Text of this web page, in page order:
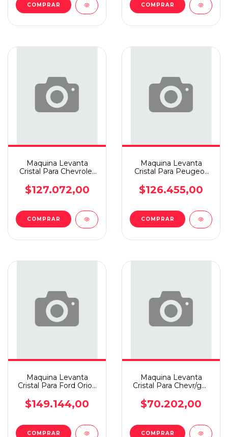
COMPRAR COMPRAR
Maquina Levanta
Cristal Para Chevrolet
$127.072,00
COMPRAR
Maquina Levanta
Cristal Para Peugeot
$126.455,00
COMPRAR
Maquina Levanta
Cristal Para Ford Orion
$149.144,00
COMPRAR
Maquina Levanta
Cristal Para Chevr/gm
$70.202,00
COMPRAR